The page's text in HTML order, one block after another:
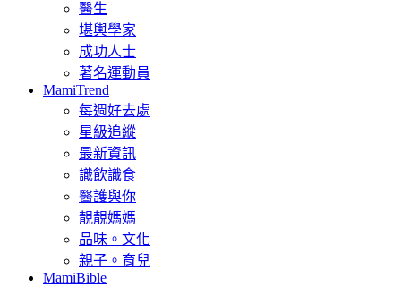
醫生
堪輿學家
成功人士
著名運動員
MamiTrend
每週好去處
星級追縱
最新資訊
識飲識食
醫護與你
靚靚媽媽
品味。文化
親子。育兒
MamiBible